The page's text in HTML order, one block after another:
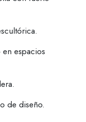
espacios
de diseño.